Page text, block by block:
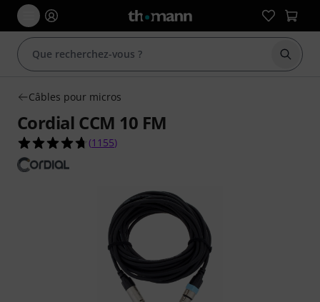
Câbles pour micros
Cordial CCM 10 FM
4.7 étoiles sur 5 d'après 1155 évaluations clients
(1155)